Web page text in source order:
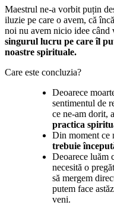
Maestrul ne-a vorbit puțin
iluzie pe care o avem, că
noi nu avem nicio idee când
singurul lucru pe care îl
noastre spirituale.
Care este concluzia?
Deoarece
sentimentul de
ce ne-am dorit,
practica
Din moment ce
trebuie
Deoarece luăm
necesită o
să mergem
putem face
veni.